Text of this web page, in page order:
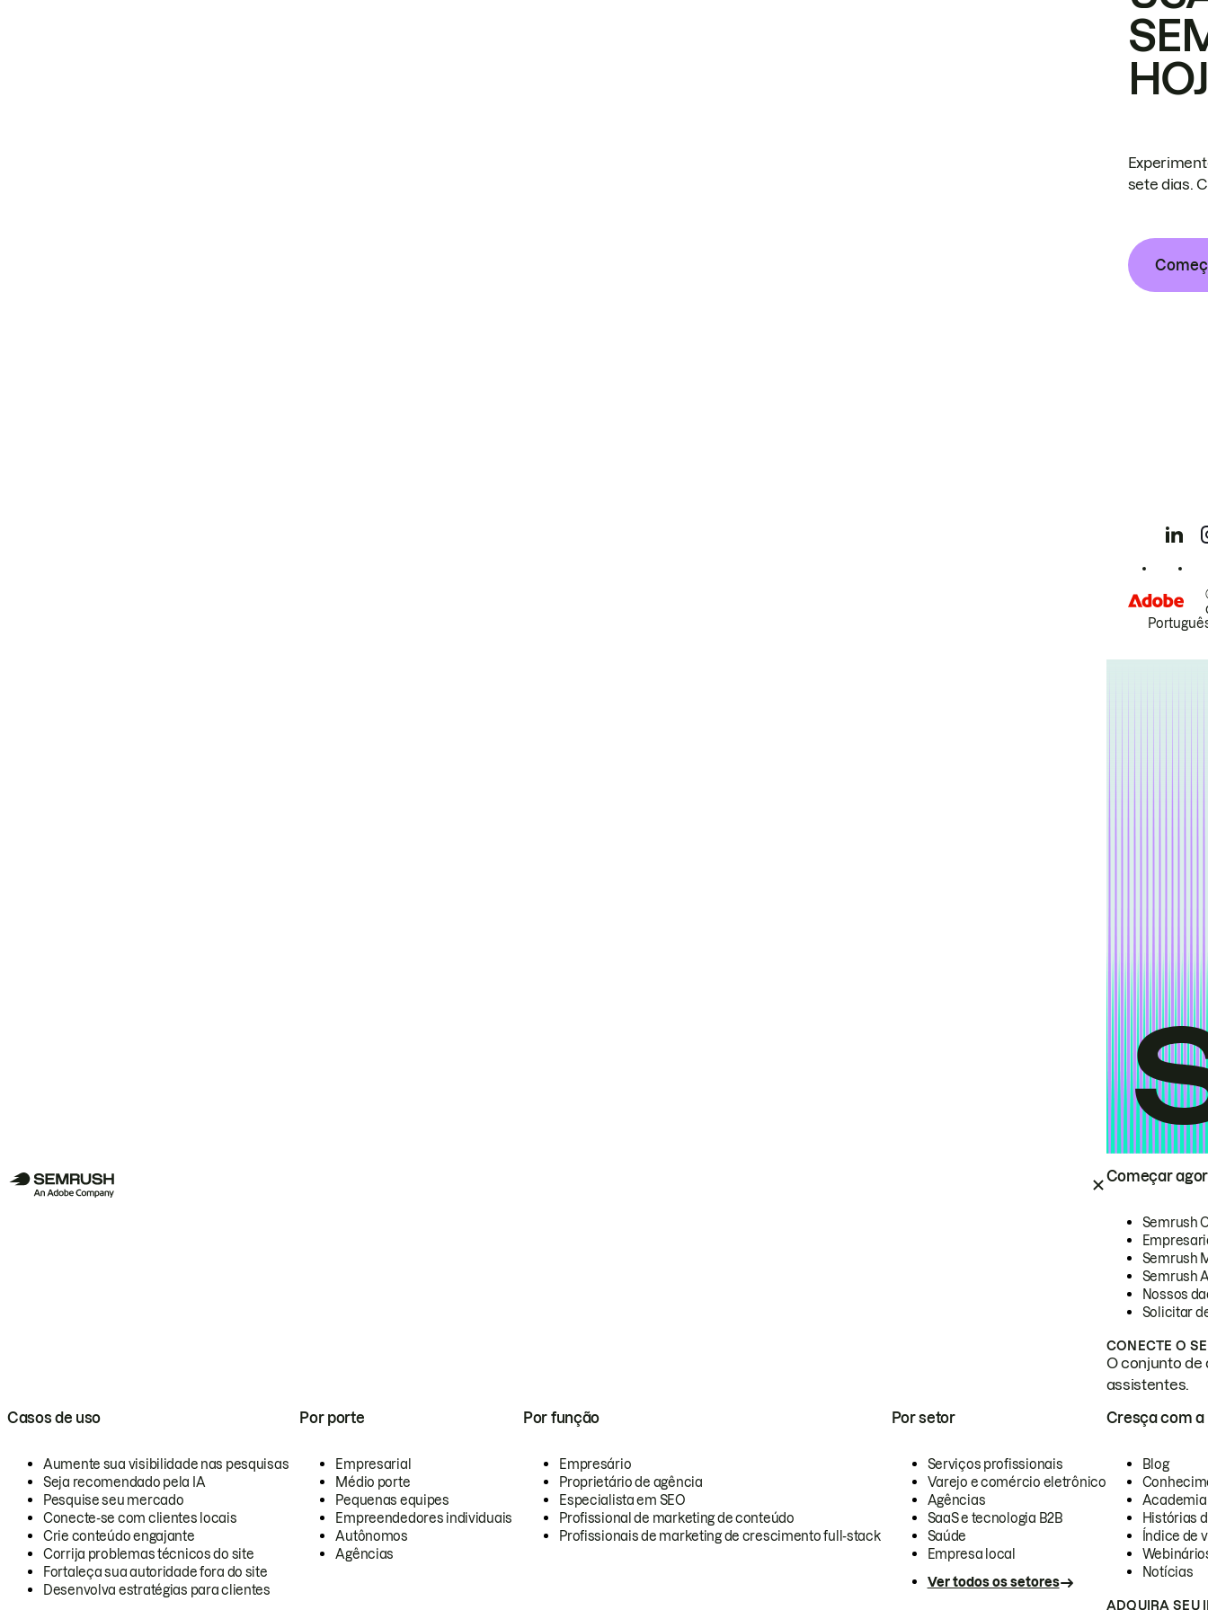
Começar
Semrush
Semrush
Semrush
Nossos
Solicitar
CONECTE O
O conjunto de
assistentes.
Casos de uso
Aumente sua visibilidade nas pesquisas
Seja recomendado pela IA
Pesquise seu mercado
Conecte-se com clientes locais
Crie conteúdo engajante
Corrija problemas técnicos do site
Fortaleça sua autoridade fora do site
Desenvolva estratégias para clientes
Por porte
Empresarial
Médio porte
Pequenas equipes
Empreendedores individuais
Autônomos
Agências
Por função
Empresário
Proprietário de agência
Especialista em SEO
Profissional de marketing de conteúdo
Profissionais de marketing de crescimento full-stack
Por setor
Serviços profissionais
Varejo e comércio eletrônico
Agências
SaaS e tecnologia B2B
Saúde
Empresa local
Ver todos os setores
Cresça com a
Blog
Academia
Histórias
Índice de
Notícias
ADQUIRA SEU
sete dias.